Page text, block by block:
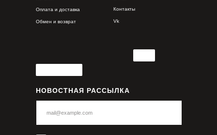
Оплата и доставка
Обмен и возврат
Контакты
Vk
НОВОСТНАЯ РАССЫЛКА